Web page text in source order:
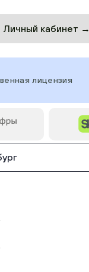
Личный кабинет →
лицензия